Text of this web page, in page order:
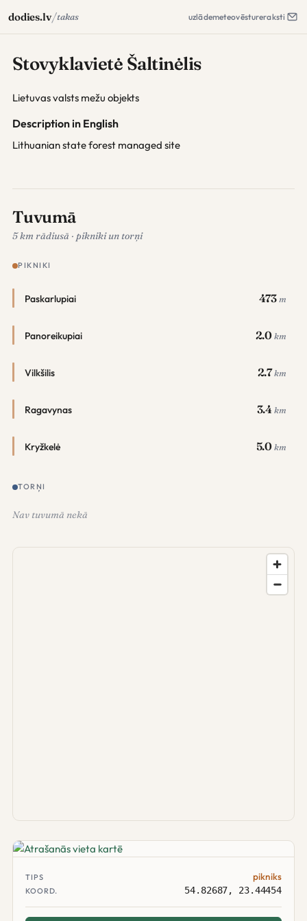
dodies.lv/takas uzlādemeteovēstureraksti
Stovyklavietė Šaltinėlis
Lietuvas valsts mežu objekts
Description in English
Lithuanian state forest managed site
Tuvumā
5 km rādiusā · pikniki un torņi
PIKNIKI
Paskarlupiai 473 m
Panoreikupiai 2.0 km
Vilkšilis 2.7 km
Ragavynas 3.4 km
Kryžkelė 5.0 km
TORŅI
Nav tuvumā nekā
TIPS pikniks
KOORD. 54.82687, 23.44454